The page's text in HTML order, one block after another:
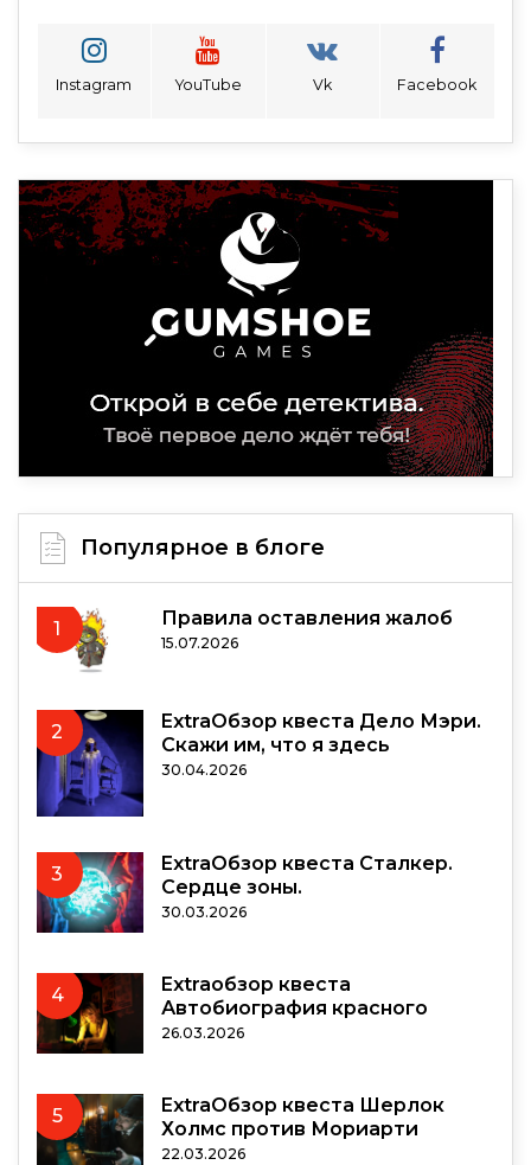
Instagram YouTube Vk Facebook
Популярное в блоге
1 Правила оставления жалоб
15.07.2026
2
ExtraОбзор квеста Дело Мэри.
Скажи им, что я здесь
30.04.2026
3
ExtraОбзор квеста Сталкер.
Сердце зоны.
30.03.2026
4
Extraобзор квеста
Автобиография красного
26.03.2026
5
ExtraОбзор квеста Шерлок
Холмс против Мориарти
22.03.2026